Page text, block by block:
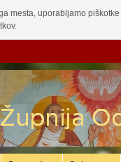
mesta, uporabljamo